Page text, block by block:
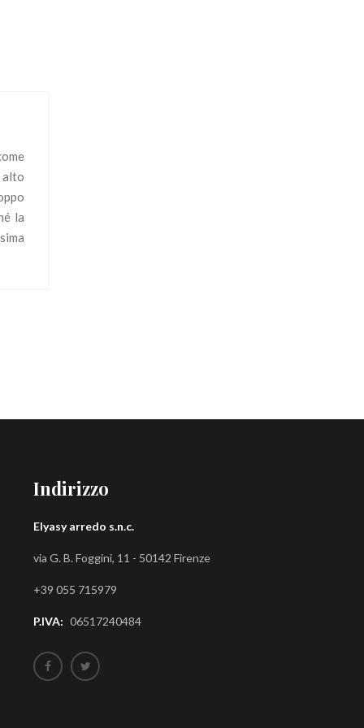
alto
la
Indirizzo
Elyasy arredo s.n.c.
via G. B. Foggini, 11 - 50142 Firenze
+39 055 715979
P.IVA: 06517240484